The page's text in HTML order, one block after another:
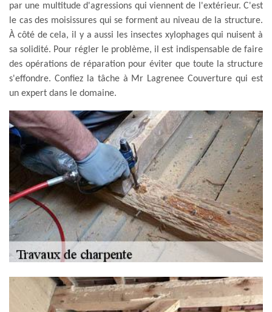
par une multitude d'agressions qui viennent de l'extérieur. C'est
le cas des moisissures qui se forment au niveau de la structure.
À côté de cela, il y a aussi les insectes xylophages qui nuisent à
sa solidité. Pour régler le problème, il est indispensable de faire
des opérations de réparation pour éviter que toute la structure
s'effondre. Confiez la tâche à Mr Lagrenee Couverture qui est
un expert dans le domaine.